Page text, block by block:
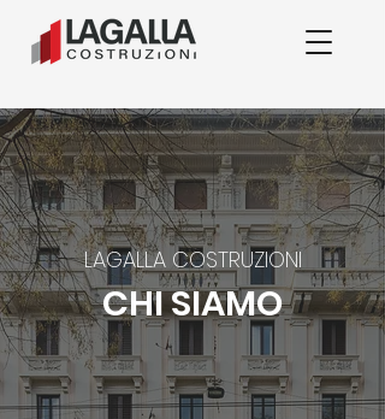
LAGALLA COSTRUZIONI
CHI SIAMO